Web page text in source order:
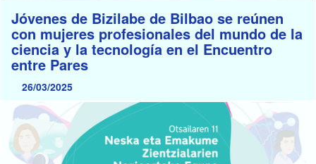
Jóvenes de Bizilabe de Bilbao se reúnen
con mujeres profesionales del mundo de la
ciencia y la tecnología en el Encuentro
entre Pares
26/03/2025